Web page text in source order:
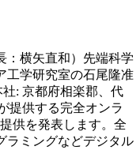
横矢直和）先端科学
工学研究室の石尾隆准
: 京都府相楽郡、代
提供する完全オンラ
供を発表します。全
ラミングなどデジタル